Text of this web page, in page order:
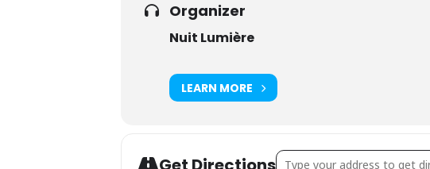
Organizer
Nuit Lumière
LEARN MORE
Address - Atelier créatif